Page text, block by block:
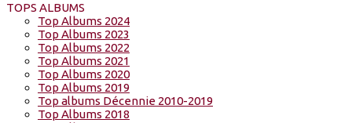
TOPS ALBUMS
Top Albums 2024
Top Albums 2023
Top Albums 2022
Top Albums 2021
Top Albums 2020
Top Albums 2019
Top albums Décennie 2010-2019
Top Albums 2018